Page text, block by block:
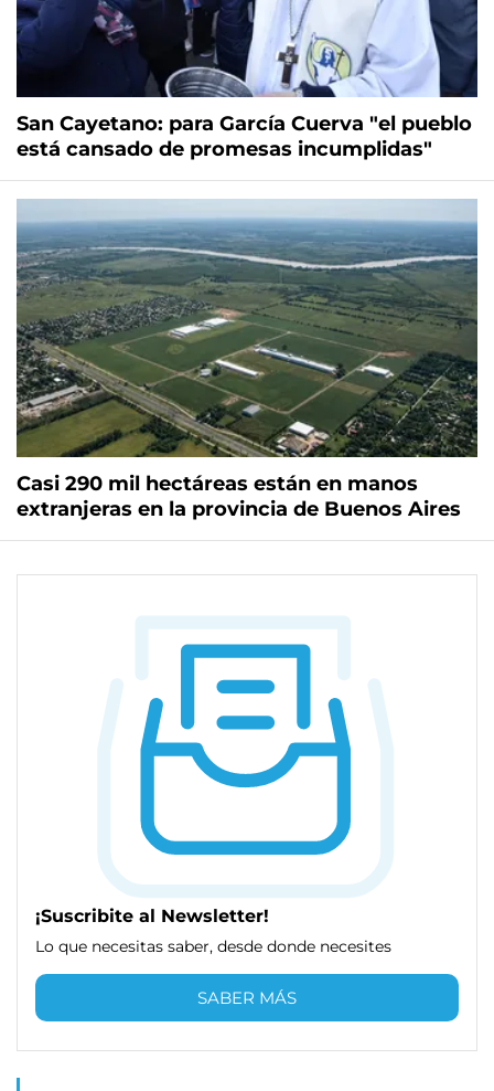
San Cayetano: para García Cuerva "el pueblo
está cansado de promesas incumplidas"
Casi 290 mil hectáreas están en manos
extranjeras en la provincia de Buenos Aires
¡Suscribite al Newsletter!
Lo que necesitas saber, desde donde necesites
SABER MÁS